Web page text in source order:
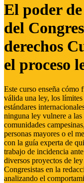
El poder
del
derechos
el proceso
Este curso enseña cómo
válida una ley, los
estándares
ninguna ley vulnere a
comunidades
personas mayores o el
con la guía experta de
trabajo de incidencia
diversos proyectos de
Congresistas en la
analizando el